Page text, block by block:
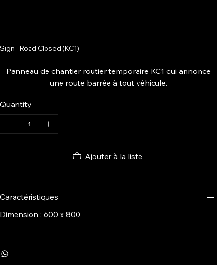
Sign - Road Closed (KC1)
Panneau de chantier routier temporaire KC1 qui annonce
une route barrée à tout véhicule.
Quantity
Ajouter à la liste
Caractéristiques
Dimension : 600 x 800